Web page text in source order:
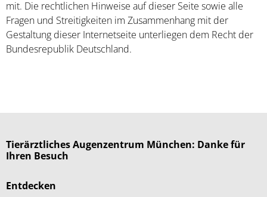
mit. Die rechtlichen Hinweise auf dieser Seite sowie alle
Fragen und Streitigkeiten im Zusammenhang mit der
Gestaltung dieser Internetseite unterliegen dem Recht der
Bundesrepublik Deutschland.
Entdecken
Tierärztliches Augenzentrum München: Danke für
Ihren Besuch